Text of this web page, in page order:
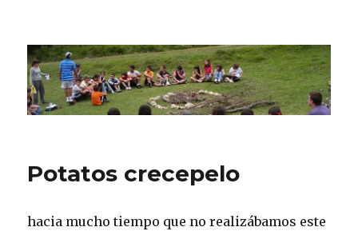
CPN Azterlariak
Potatos crecepelo
hacia mucho tiempo que no realizábamos este